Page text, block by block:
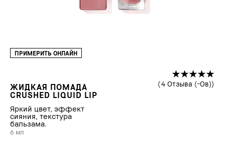
ПРИМЕРИТЬ ОНЛАЙН
ЖИДКАЯ ПОМАДА
CRUSHED LIQUID LIP
Яркий цвет, эффект
сияния, текстура
бальзама.
6 мл
4 Отзыва (-Ов)